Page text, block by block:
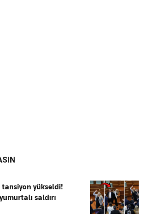
yükseldi!
saldırı